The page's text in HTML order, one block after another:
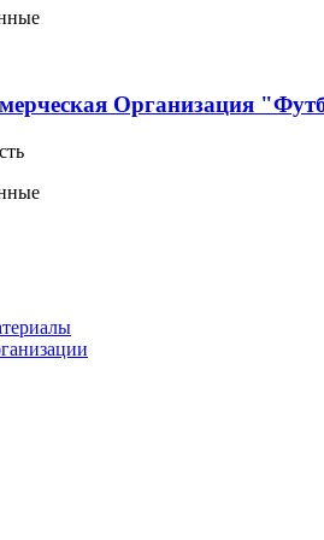
Организация